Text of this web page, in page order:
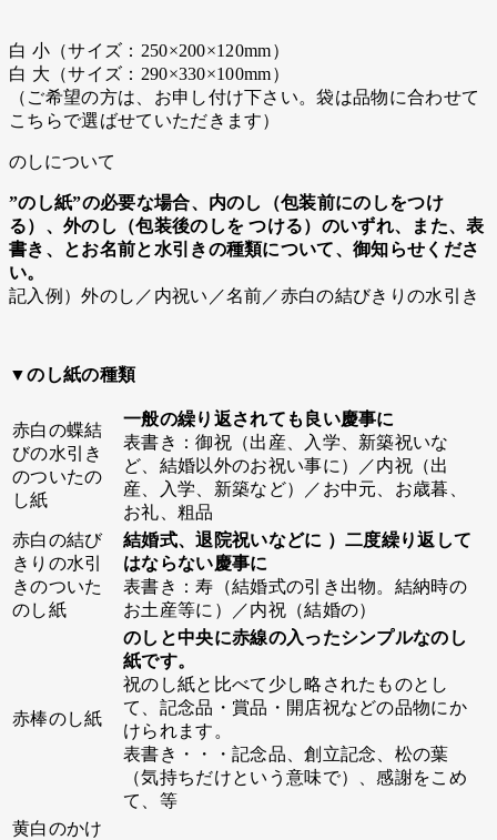
白 小（サイズ：250×200×120mm）
白 大（サイズ：290×330×100mm）
（ご希望の方は、お申し付け下さい。袋は品物に合わせて
こちらで選ばせていただきます）
のしについて
”のし紙”の必要な場合、内のし（包装前にのしをつけ
る）、外のし（包装後のしを つける）のいずれ、また、表
書き、とお名前と水引きの種類について、御知らせくださ
い。
記入例）外のし／内祝い／名前／赤白の結びきりの水引き
▼のし紙の種類
赤白の蝶結
びの水引き
のついたの
し紙
一般の繰り返されても良い慶事に
表書き：御祝（出産、入学、新築祝いな
ど、結婚以外のお祝い事に）／内祝（出
産、入学、新築など）／お中元、お歳暮、
お礼、粗品
赤白の結び
きりの水引
きのついた
のし紙
結婚式、退院祝いなどに ）二度繰り返して
はならない慶事に
表書き：寿（結婚式の引き出物。結納時の
お土産等に）／内祝（結婚の）
赤棒のし紙
のしと中央に赤線の入ったシンプルなのし
紙です。
祝のし紙と比べて少し略されたものとし
て、記念品・賞品・開店祝などの品物にか
けられます。
表書き・・・記念品、創立記念、松の葉
（気持ちだけという意味で）、感謝をこめ
て、等
黄白のかけ